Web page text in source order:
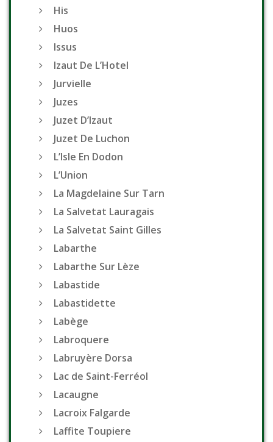
His
Huos
Issus
Izaut De L’Hotel
Jurvielle
Juzes
Juzet D’Izaut
Juzet De Luchon
L’Isle En Dodon
L’Union
La Magdelaine Sur Tarn
La Salvetat Lauragais
La Salvetat Saint Gilles
Labarthe
Labarthe Sur Lèze
Labastide
Labastidette
Labège
Labroquere
Labruyère Dorsa
Lac de Saint-Ferréol
Lacaugne
Lacroix Falgarde
Laffite Toupiere